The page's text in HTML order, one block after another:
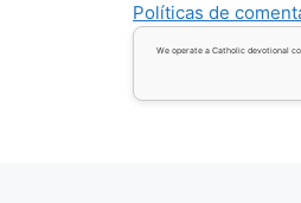
Políticas de
We operate a Catholic devotional